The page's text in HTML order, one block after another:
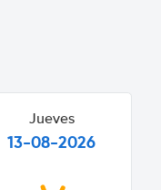
Jueves
13-08-2026